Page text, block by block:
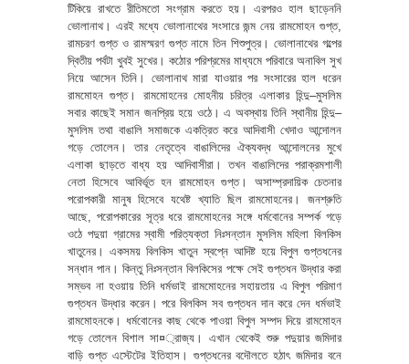
টিকিয়ে রাখতে রীতিমতো সংগ্রাম করতে হয়। এরপরও হাল ছাড়েননি
ভোলানাথ। এরই মধ্যে ভোলানাথের সংসারে জন্ম নেয় রামমোহন গুপ্ত,
রামচরণ গুপ্ত ও রামস্মরণ গুপ্ত নামে তিন শিশুপুত্র। ভোলানাথের গল্পের
দ্বিতীয় পর্বটা খুবই সুখের। কঠোর পরিশ্রমের মাধ্যমে পরিবারে অনাবিল সুখ
নিয়ে আসেন তিনি। ভোলানাথ মারা যাওয়ার পর সংসারের হাল ধরেন
রামমোহন গুপ্ত। রামমোহনের মোহনীয় চরিত্র এলাকার হিন্দু–মুসলিম
সবার কাছেই সমান জনপ্রিয় হয়ে ওঠে। এ অবস্থায় তিনি স্থানীয় হিন্দু–
মুসলিম তথা বাঙালি সমাজকে একত্রিত করে আদিবাসী খেদাও আন্দোলন
গড়ে তোলেন। তার নেতৃত্বে বাঙালিদের ঐক্যবদ্ধ আন্দোলনের মুখে
এলাকা ছাড়তে বাধ্য হয় আদিবাসীরা। তখন বাঙালিদের পরাক্রমশালী
নেতা হিসেবে আবির্ভূত হন রামমোহন গুপ্ত। অসাম্প্রদায়িক চেতনার
পরোপকারী মানুষ হিসেবে যথেষ্ট খ্যাতি ছিল রামমোহনের। জনশ্রুতি
আছে, পরোপকারের সূত্র ধরে রামমোহনের সঙ্গে ধর্মবোনের সম্পর্ক গড়ে
ওঠে পদুয়া গ্রামের স্বামী পরিত্যক্তা নিঃসন্তান মুসলিম মহিলা বিলকিস
খাতুনের। একসময় বিলকিস খাতুন স্বপ্নে আদিষ্ট হয়ে বিপুল গুপ্তধনের
সন্ধান পান। কিন্তু নিঃসন্তান বিলকিসের পক্ষে সেই গুপ্তধন উদ্ধার করা
সম্ভব না হওয়ায় তিনি ধর্মভাই রামমোহনের সহায়তায় এ বিপুল পরিমাণ
গুপ্তধন উদ্ধার করেন। পরে বিলকিস সব গুপ্তধন দান করে দেন ধর্মভাই
রামমোহনকে। ধর্মবোনের কাছ থেকে পাওয়া বিপুল সম্পদ দিয়ে রামমোহন
গড়ে তোলেন বিশাল সা¤্রাজ্য। এখান থেকেই শুরু পদুয়ার জমিদার
বাড়ি গুপ্ত এস্টেটের ইতিহাস। গুপ্তধনের বদৌলতে হঠাৎ জমিদার বনে